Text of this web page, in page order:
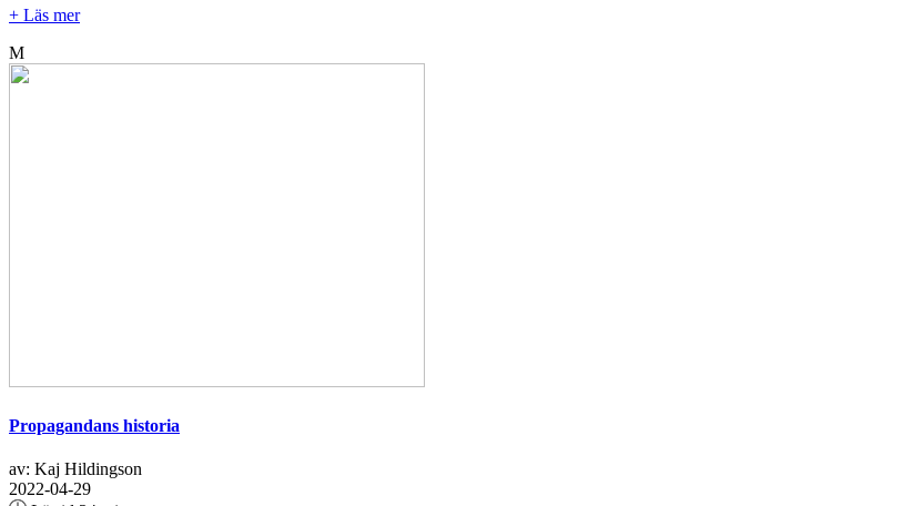
+ Läs mer
M
Propagandans historia
av: Kaj Hildingson
2022-04-29